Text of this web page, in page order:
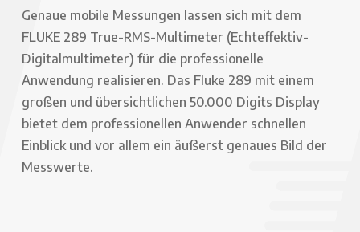
Genaue mobile Messungen lassen sich mit dem
FLUKE 289 True-RMS-Multimeter (Echteffektiv-
Digitalmultimeter) für die professionelle
Anwendung realisieren. Das Fluke 289 mit einem
großen und übersichtlichen 50.000 Digits Display
bietet dem professionellen Anwender schnellen
Einblick und vor allem ein äußerst genaues Bild der
Messwerte.